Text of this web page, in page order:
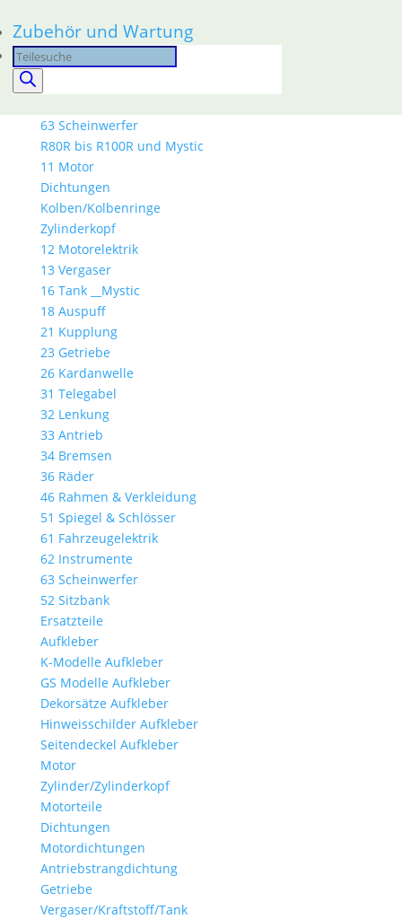
Zubehör und Wartung
Products
search
46 Rahmen & Verkleidung
51 Spiegel & Schlösser
52 Sitzbank
63 Scheinwerfer
R80R bis R100R und Mystic
11 Motor
Dichtungen
Kolben/Kolbenringe
Zylinderkopf
12 Motorelektrik
13 Vergaser
16 Tank __Mystic
18 Auspuff
21 Kupplung
23 Getriebe
26 Kardanwelle
31 Telegabel
32 Lenkung
33 Antrieb
34 Bremsen
36 Räder
46 Rahmen & Verkleidung
51 Spiegel & Schlösser
61 Fahrzeugelektrik
62 Instrumente
63 Scheinwerfer
52 Sitzbank
Ersatzteile
Aufkleber
K-Modelle Aufkleber
GS Modelle Aufkleber
Dekorsätze Aufkleber
Hinweisschilder Aufkleber
Seitendeckel Aufkleber
Motor
Zylinder/Zylinderkopf
Motorteile
Dichtungen
Motordichtungen
Antriebstrangdichtung
Getriebe
Vergaser/Kraftstoff/Tank